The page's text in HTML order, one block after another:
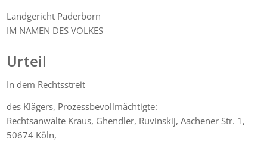
Landgericht Paderborn
IM NAMEN DES VOLKES
Urteil
In dem Rechtsstreit
des Klägers, Prozessbevollmächtigte:
Rechtsanwälte Kraus, Ghendler, Ruvinskij, Aachener Str. 1,
50674 Köln,